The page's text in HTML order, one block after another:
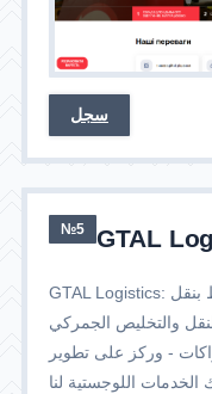
سجل
№5 GTAL
GTAL Logistics: شريكك في التنفيذ! نحن لا نقوم فقط بنقل
والتخليص الجمركي
- وركز على تطوير